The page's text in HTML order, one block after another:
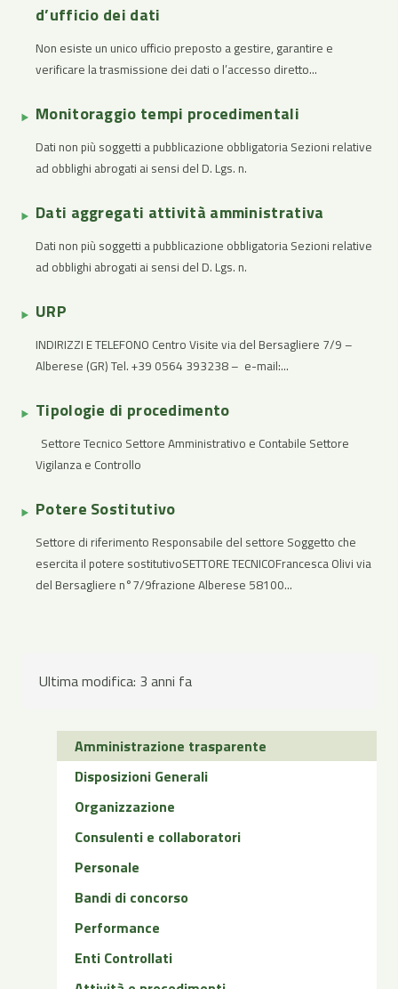
d’ufficio dei dati
Non esiste un unico ufficio preposto a gestire, garantire e
verificare la trasmissione dei dati o l’accesso diretto...
Monitoraggio tempi procedimentali
Dati non più soggetti a pubblicazione obbligatoria Sezioni relative
ad obblighi abrogati ai sensi del D. Lgs. n.
Dati aggregati attività amministrativa
Dati non più soggetti a pubblicazione obbligatoria Sezioni relative
ad obblighi abrogati ai sensi del D. Lgs. n.
URP
INDIRIZZI E TELEFONO Centro Visite via del Bersagliere 7/9 –
Alberese (GR) Tel. +39 0564 393238 – e-mail:...
Tipologie di procedimento
Settore Tecnico Settore Amministrativo e Contabile Settore
Vigilanza e Controllo
Potere Sostitutivo
Settore di riferimento Responsabile del settore Soggetto che
esercita il potere sostitutivoSETTORE TECNICOFrancesca Olivi via
del Bersagliere n°7/9frazione Alberese 58100...
Ultima modifica: 3 anni fa
Amministrazione trasparente
Disposizioni Generali
Organizzazione
Consulenti e collaboratori
Personale
Bandi di concorso
Performance
Enti Controllati